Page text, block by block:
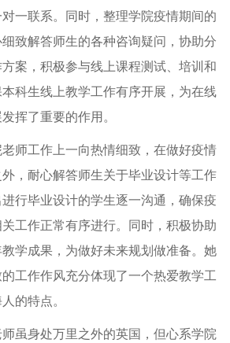
一联系。同时，整理学院疫情期间的
致解答师生的各种咨询疑问，协助分
案，积极参与线上课程测试、培训和
科生线上教学工作有序开展，为在线
挥了重要的作用。
师工作上一向热情细致，在做好疫情
，耐心解答师生关于毕业设计等工作
行毕业设计的学生逐一沟通，确保疫
工作正常有序进行。同时，积极协助
学成果，为做好未来规划做准备。她
工作作风充分体现了一个热爱教学工
的特点。
虽身处万里之外的英国，但心系学院